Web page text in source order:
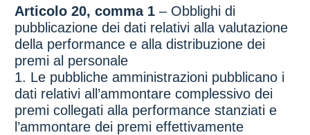
Articolo 20, comma 1 – Obblighi di
pubblicazione dei dati relativi alla valutazione
della performance e alla distribuzione dei
premi al personale
1. Le pubbliche amministrazioni pubblicano i
dati relativi all’ammontare complessivo dei
premi collegati alla performance stanziati e
l’ammontare dei premi effettivamente